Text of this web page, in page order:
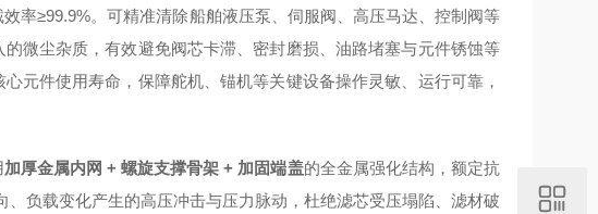
效率≥99.9%。可精准清除船舶液压泵、伺服阀、高压马达、控制阀等
微尘杂质，有效避免阀芯卡滞、密封磨损、油路堵塞与元件锈蚀等
元件使用寿命，保障舵机、锚机等关键设备操作灵敏、运行可靠，
加厚金属内网 + 螺旋支撑骨架 + 加固端盖的全金属强化结构，额定抗
负载变化产生的高压冲击与压力脉动，杜绝滤芯受压塌陷、滤材破